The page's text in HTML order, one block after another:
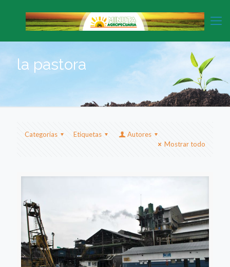
la pastora
Categorias Etiquetas
Autores
Mostrar todo